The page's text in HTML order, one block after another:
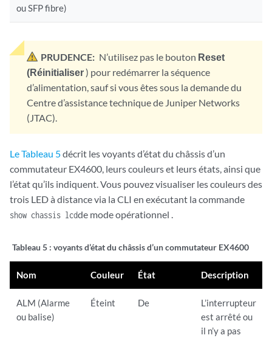
ou SFP fibre)
PRUDENCE: N’utilisez pas le bouton Reset
(Réinitialiser) pour redémarrer la séquence
d’alimentation, sauf si vous êtes sous la demande du
Centre d’assistance technique de Juniper Networks
(JTAC).
Le Tableau 5décrit les voyants d’état du châssis d’un
commutateur EX4600, leurs couleurs et leurs états, ainsi que
l’état qu’ils indiquent. Vous pouvez visualiser les couleurs des
trois LED à distance via la CLI en exécutant la commande
show chassis lcdde mode opérationnel .
Tableau 5 : voyants d’état du châssis d’un commutateur EX4600
Nom Couleur État Description
ALM (Alarme
ou balise)
Éteint De
L’interrupteur
est arrêté ou
il n’y a pas